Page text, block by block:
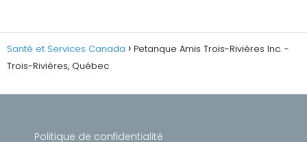
Santé et Services Canada
Petanque Amis Trois-Rivières Inc. -
Trois-Rivières, Québec
Politique de confidentialité